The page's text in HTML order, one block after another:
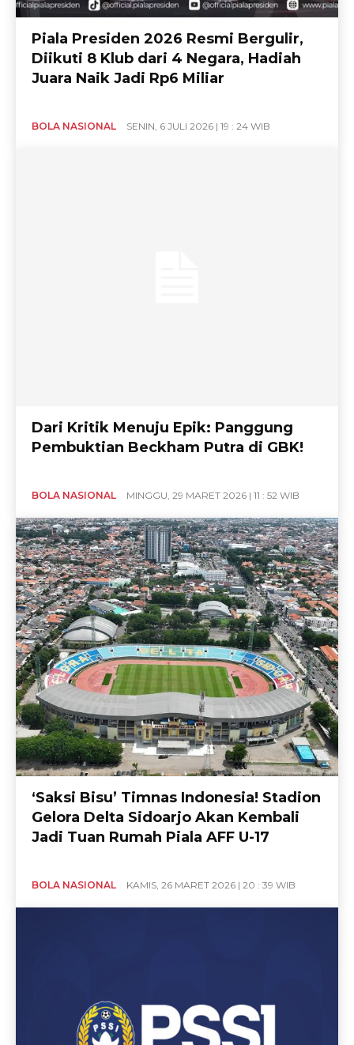
Piala Presiden 2026 Resmi Bergulir,
Diikuti 8 Klub dari 4 Negara, Hadiah
Juara Naik Jadi Rp6 Miliar
BOLA NASIONAL SENIN, 6 JULI 2026 | 19 : 24 WIB
Dari Kritik Menuju Epik: Panggung
Pembuktian Beckham Putra di GBK!
BOLA NASIONAL MINGGU, 29 MARET 2026 | 11 : 52 WIB
‘Saksi Bisu’ Timnas Indonesia! Stadion
Gelora Delta Sidoarjo Akan Kembali
Jadi Tuan Rumah Piala AFF U-17
BOLA NASIONAL KAMIS, 26 MARET 2026 | 20 : 39 WIB